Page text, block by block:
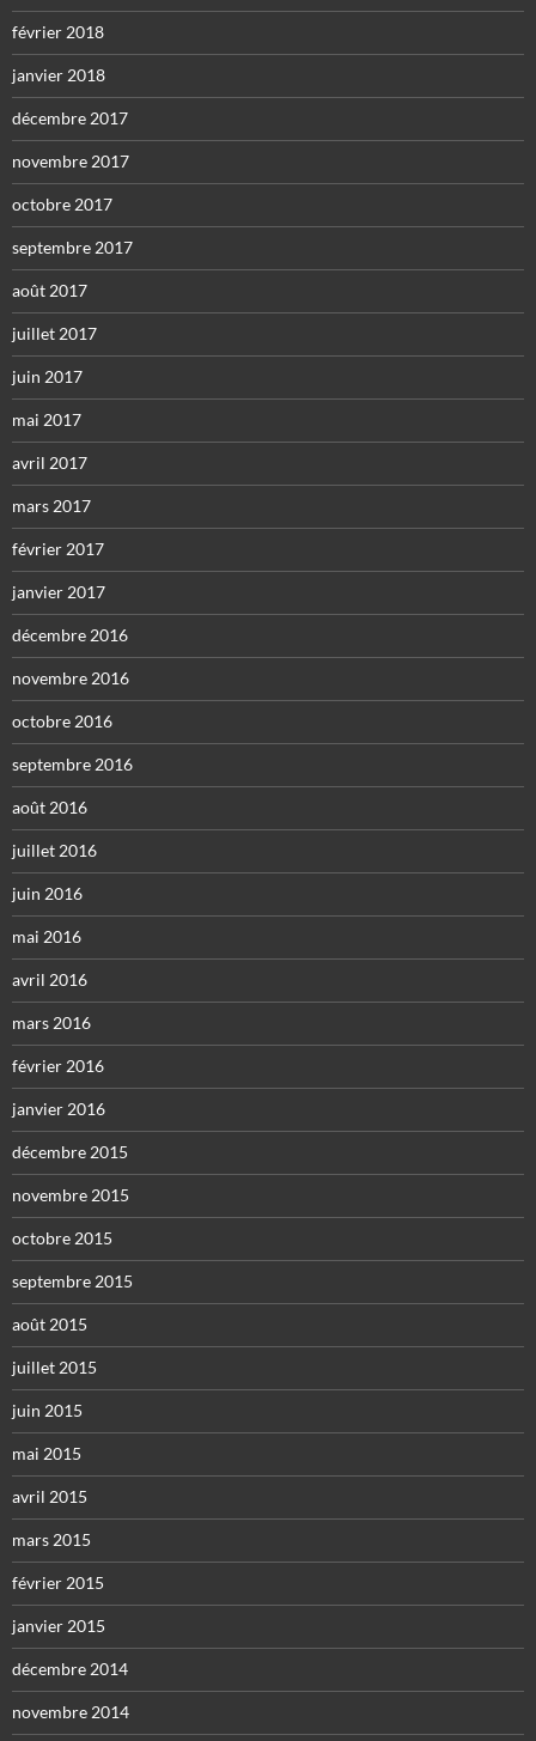
février 2018
janvier 2018
décembre 2017
novembre 2017
octobre 2017
septembre 2017
août 2017
juillet 2017
juin 2017
mai 2017
avril 2017
mars 2017
février 2017
janvier 2017
décembre 2016
novembre 2016
octobre 2016
septembre 2016
août 2016
juillet 2016
juin 2016
mai 2016
avril 2016
mars 2016
février 2016
janvier 2016
décembre 2015
novembre 2015
octobre 2015
septembre 2015
août 2015
juillet 2015
juin 2015
mai 2015
avril 2015
mars 2015
février 2015
janvier 2015
décembre 2014
novembre 2014